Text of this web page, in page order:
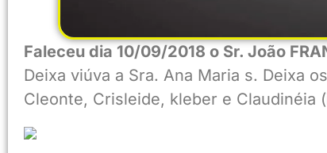
Faleceu dia 10/09/2018 o Sr. João
Deixa viúva a Sra. Ana Maria s. Deixa
Cleonte, Crisleide, kleber e Claudinéia